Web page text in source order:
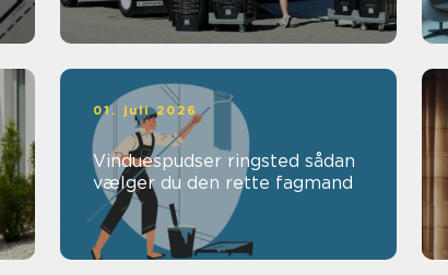
01. juli 2026
Vinduespudser ringsted sådan
vælger du den rette fagmand